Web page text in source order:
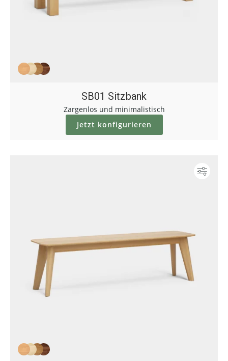
SB01 Sitzbank
Zargenlos und minimalistisch
Jetzt konfigurieren